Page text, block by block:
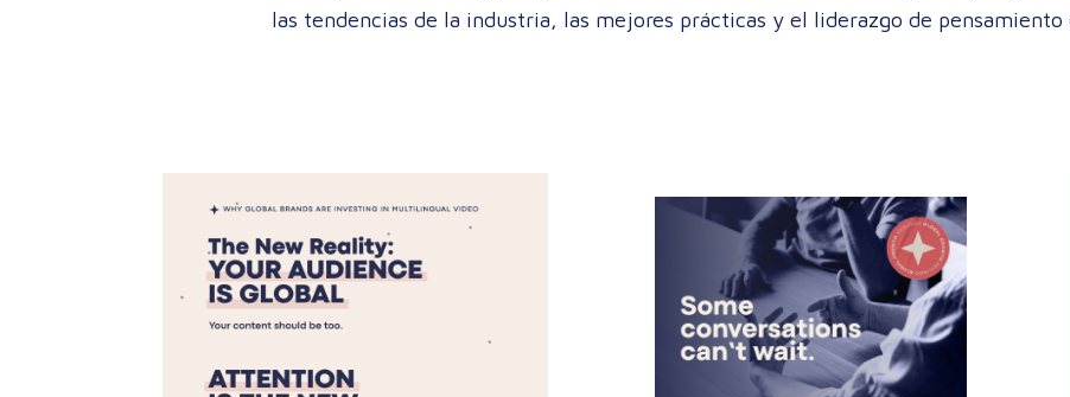
las tendencias de la industria, las mejores prácticas y el liderazgo de pensamiento